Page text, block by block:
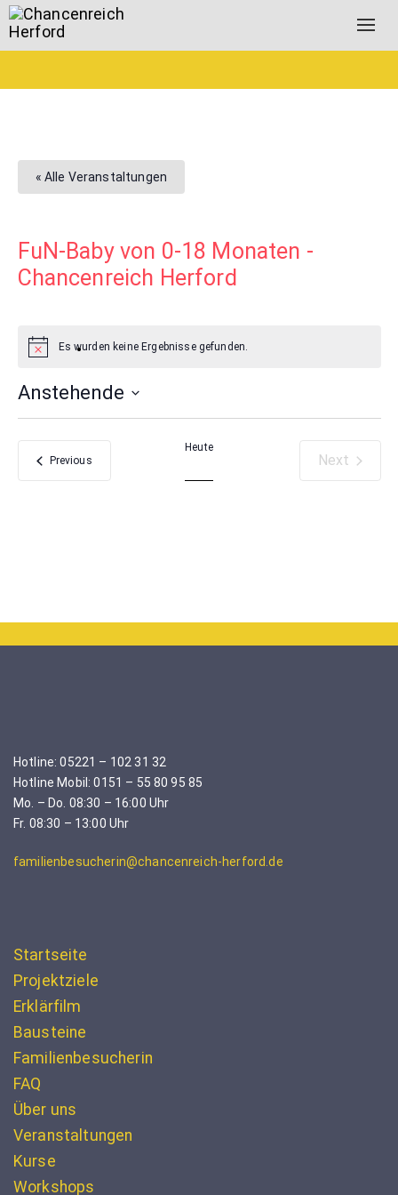
« Alle Veranstaltungen
FuN-Baby von 0-18 Monaten -
Chancenreich Herford
Es wurden keine Ergebnisse gefunden.
Anstehende
Select
date.
PreviousVeranstaltungen
Heute
Next
Hotline: 05221 – 102 31 32
Hotline Mobil: 0151 – 55 80 95 85
Mo. – Do. 08:30 – 16:00 Uhr
Fr. 08:30 – 13:00 Uhr
familienbesucherin@chancenreich-herford.de
Startseite
Projektziele
Erklärfilm
Bausteine
Familienbesucherin
FAQ
Über uns
Veranstaltungen
Kurse
Workshops